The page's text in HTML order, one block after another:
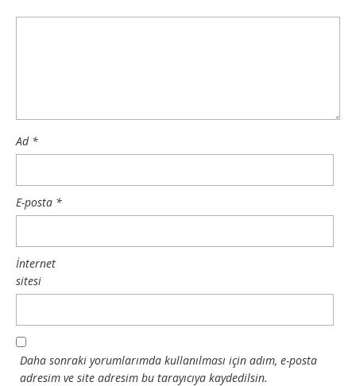
Ad *
E-posta *
İnternet
sitesi
Daha sonraki yorumlarımda kullanılması için adım, e-posta
adresim ve site adresim bu tarayıcıya kaydedilsin.